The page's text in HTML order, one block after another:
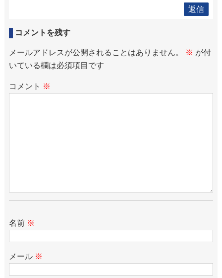
返信
コメントを残す
メールアドレスが公開されることはありません。 ※ が付
いている欄は必須項目です
コメント ※
名前 ※
メール ※